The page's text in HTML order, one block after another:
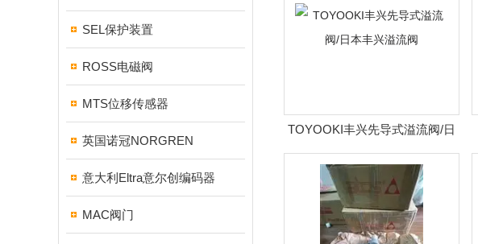
SEL保护装置
ROSS电磁阀
MTS位移传感器
英国诺冠NORGREN
意大利Eltra意尔创编码器
MAC阀门
TOYOOKI丰兴先导式溢流阀/日
本丰兴溢流阀